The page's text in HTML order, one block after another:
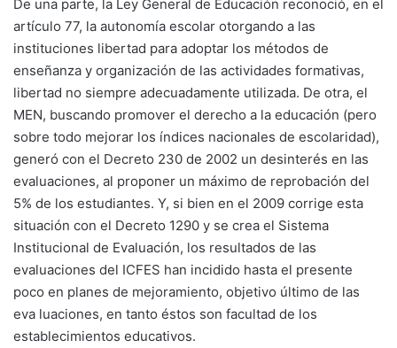
De una parte, la Ley General de Educación reconoció, en el
artículo 77, la autonomía escolar otorgando a las
instituciones libertad para adoptar los métodos de
enseñanza y organización de las actividades formativas,
libertad no siempre adecuadamente utilizada. De otra, el
MEN, buscando promover el derecho a la educación (pero
sobre todo mejorar los índices nacionales de escolaridad),
generó con el Decreto 230 de 2002 un desinterés en las
evaluaciones, al proponer un máximo de reprobación del
5% de los estudiantes. Y, si bien en el 2009 corrige esta
situación con el Decreto 1290 y se crea el Sistema
Institucional de Evaluación, los resultados de las
evaluaciones del ICFES han incidido hasta el presente
poco en planes de mejoramiento, objetivo último de las
eva luaciones, en tanto éstos son facultad de los
establecimientos educativos.